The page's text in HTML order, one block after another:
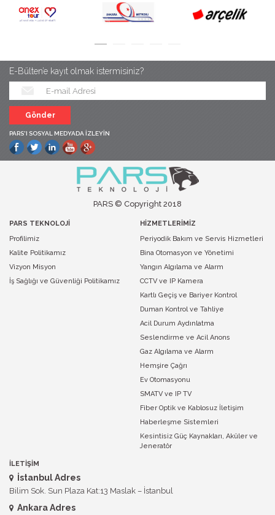
E-Bülten’e kayıt olmak istermisiniz?
PARS'I SOSYAL MEDYADA İZLEYİN
PARS © Copyright 2018
PARS TEKNOLOJİ
Profilimiz
Kalite Politikamız
Vizyon Misyon
İş Sağlığı ve Güvenliği Politikamız
HİZMETLERİMİZ
Periyodik Bakım ve Servis Hizmetleri
Bina Otomasyon ve Yönetimi
Yangın Algılama ve Alarm
CCTV ve IP Kamera
Kartlı Geçiş ve Bariyer Kontrol
Duman Kontrol ve Tahliye
Acil Durum Aydınlatma
Seslendirme ve Acil Anons
Gaz Algılama ve Alarm
Hemşire Çağrı
Ev Otomasyonu
SMATV ve IP TV
Fiber Optik ve Kablosuz İletişim
Haberleşme Sistemleri
Kesintisiz Güç Kaynakları, Aküler ve
Jeneratör
İLETİŞİM
İstanbul Adres
Bilim Sok. Sun Plaza Kat:13 Maslak – İstanbul
Ankara Adres